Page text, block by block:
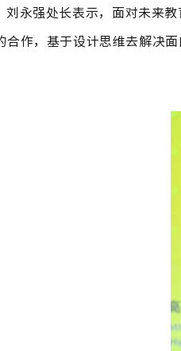
刘永强处长表示，面对未来
合作，基于设计思维去解决